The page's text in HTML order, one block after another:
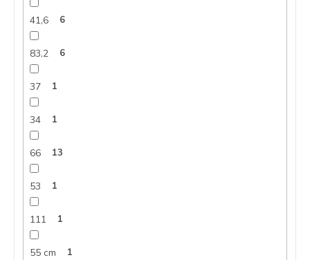
41,6 6
83,2 6
37 1
34 1
66 13
53 1
111 1
55 cm 1